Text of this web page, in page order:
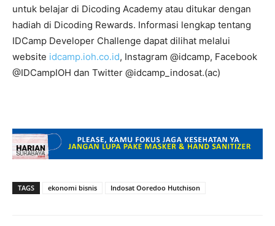
untuk belajar di Dicoding Academy atau ditukar dengan
hadiah di Dicoding Rewards. Informasi lengkap tentang
IDCamp Developer Challenge dapat dilihat melalui
website idcamp.ioh.co.id, Instagram @idcamp, Facebook
@IDCampIOH dan Twitter @idcamp_indosat.(ac)
TAGS ekonomi bisnis Indosat Ooredoo Hutchison